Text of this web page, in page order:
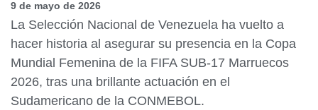
9 de mayo de 2026
La Selección Nacional de Venezuela ha vuelto a
hacer historia al asegurar su presencia en la Copa
Mundial Femenina de la FIFA SUB-17 Marruecos
2026, tras una brillante actuación en el
Sudamericano de la CONMEBOL.